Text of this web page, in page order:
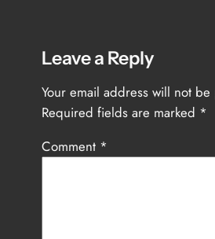
Leave a Reply
Your email address will not
Required fields are marked *
Comment *